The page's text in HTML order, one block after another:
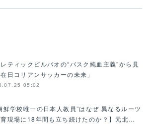
ティックビルバオの“バスク純血主義”から見
日コリアンサッカーの未来」
05:02
鮮学校唯一の日本人教員”はなぜ 異なるルーツ
現場に18年間も立ち続けたのか？】元北…